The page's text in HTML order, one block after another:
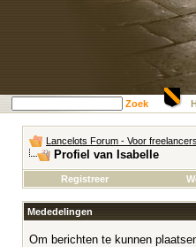
Zoek
Lancelots Forum - Voor freelancers
Profiel van Isabelle
Registreer
Mededelingen
Om berichten te kunnen